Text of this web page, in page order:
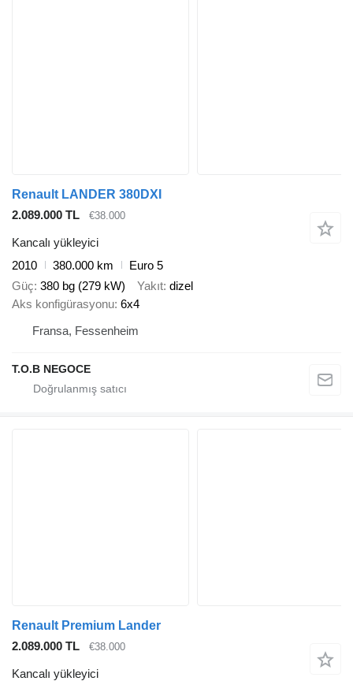
Renault LANDER 380DXI
2.089.000 TL
€38.000
Kancalı yükleyici
2010
380.000 km
Euro 5
Güç 380 bg (279 kW) Yakıt dizel
Aks konfigürasyonu 6x4
Fransa, Fessenheim
T.O.B NEGOCE
Renault Premium Lander
2.089.000 TL
€38.000
Kancalı yükleyici